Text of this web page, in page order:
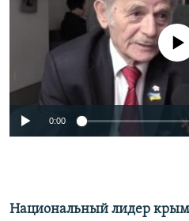
ПОБЕДИТЕЛЕЙ НЕ СУДЯТ?
КРЫМ.НЕПОКОРЕННЫЙ
ELIFBE
УКРАИНСКАЯ ПРОБЛЕМА КРЫМА
ПРИСОЕДИНЯЙТЕСЬ!
Все сайты RFE/RL
No media source
0:00
Национальный лидер